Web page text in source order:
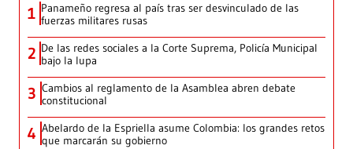
1 Panameño regresa al país tras ser desvinculado de las
fuerzas militares rusas
2 De las redes sociales a la Corte Suprema, Policía Municipal
bajo la lupa
3 Cambios al reglamento de la Asamblea abren debate
constitucional
4 Abelardo de la Espriella asume Colombia: los grandes retos
que marcarán su gobierno